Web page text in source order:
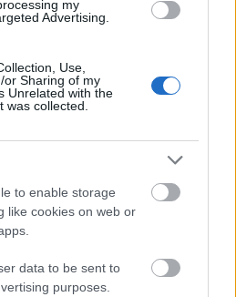
my
Advertising.
Use,
or Sharing of my
Unrelated with the
was collected.
to enable storage
like cookies on web or
data to be sent to
purposes.
a következő iratokat:
útlevél / jogosítvány
benne Magyarországi
fogyassz vizet, de